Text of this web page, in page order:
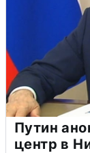
Путин
центр в